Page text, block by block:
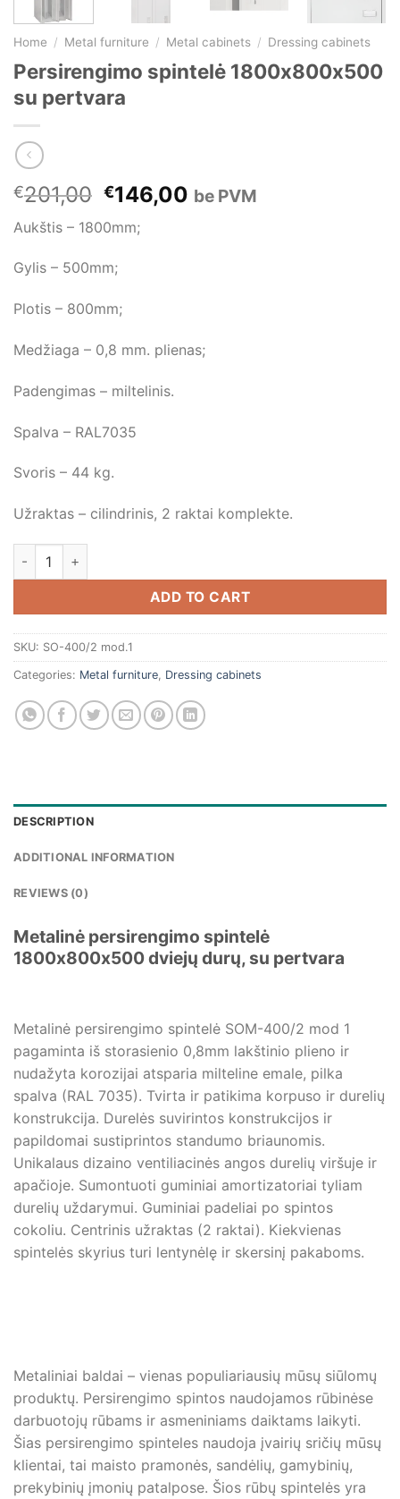
Home / Metal furniture / Metal cabinets / Dressing cabinets
Persirengimo spintelė 1800x800x500
su pertvara
€201,00 Original
price
was:
€146,00 Current
be PVM
Aukštis – 1800mm;
Gylis – 500mm;
Plotis – 800mm;
Medžiaga – 0,8 mm. plienas;
Padengimas – miltelinis.
Spalva – RAL7035
Svoris – 44 kg.
Užraktas – cilindrinis, 2 raktai komplekte.
Persirengimo spintelė 1800x800x500 su pertvara quantity
ADD TO CART
SKU: SO-400/2 mod.1
Categories: Metal furniture Dressing cabinets
DESCRIPTION
ADDITIONAL INFORMATION
REVIEWS (0)
Metalinė persirengimo spintelė
1800x800x500 dviejų durų, su pertvara
Metalinė persirengimo spintelė SOM-400/2 mod 1
pagaminta iš storasienio 0,8mm lakštinio plieno ir
nudažyta korozijai atsparia milteline emale, pilka
spalva (RAL 7035). Tvirta ir patikima korpuso ir durelių
konstrukcija. Durelės suvirintos konstrukcijos ir
papildomai sustiprintos standumo briaunomis.
Unikalaus dizaino ventiliacinės angos durelių viršuje ir
apačioje. Sumontuoti guminiai amortizatoriai tyliam
durelių uždarymui. Guminiai padeliai po spintos
cokoliu. Centrinis užraktas (2 raktai). Kiekvienas
spintelės skyrius turi lentynėlę ir skersinį pakaboms.
Metaliniai baldai – vienas populiariausių mūsų siūlomų
produktų. Persirengimo spintos naudojamos rūbinėse
darbuotojų rūbams ir asmeniniams daiktams laikyti.
Šias persirengimo spinteles naudoja įvairių sričių mūsų
klientai, tai maisto pramonės, sandėlių, gamybinių,
prekybinių įmonių patalpose. Šios rūbų spintelės yra